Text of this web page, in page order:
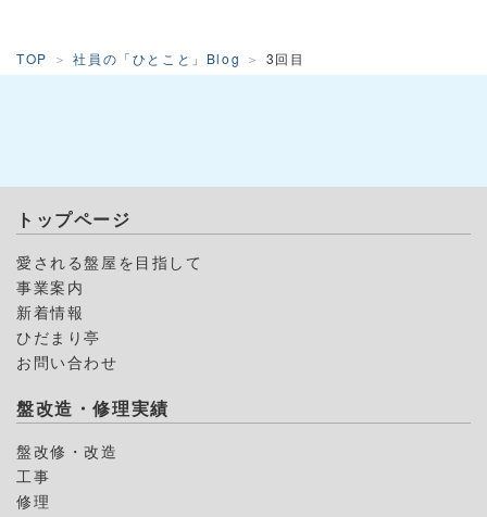
TOP 社員の「ひとこと」Blog 3回目
トップページ
愛される盤屋を目指して
事業案内
新着情報
ひだまり亭
お問い合わせ
盤改造・修理実績
盤改修・改造
工事
修理